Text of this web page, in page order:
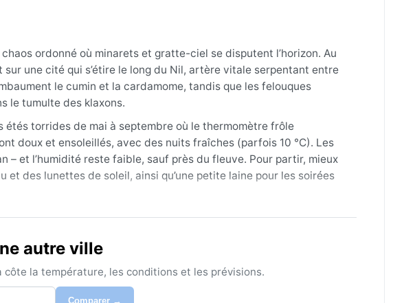
ordonné où minarets et gratte-ciel se disputent l’horizon. Au
une cité qui s’étire le long du Nil, artère vitale serpentant entre
le cumin et la cardamome, tandis que les felouques
le tumulte des klaxons.
torrides de mai à septembre où le thermomètre frôle
doux et ensoleillés, avec des nuits fraîches (parfois 10 °C). Les
– et l’humidité reste faible, sauf près du fleuve. Pour partir, mieux
des lunettes de soleil, ainsi qu’une petite laine pour les soirées
à avril, quand la chaleur est supportable et le ciel limpide. En été,
étouffante, même après le coucher du soleil. Mais en saison
les parfums du thé à la menthe et l’appel à la prière qui résonne
autre ville
la température, les conditions et les prévisions.
Comparer →